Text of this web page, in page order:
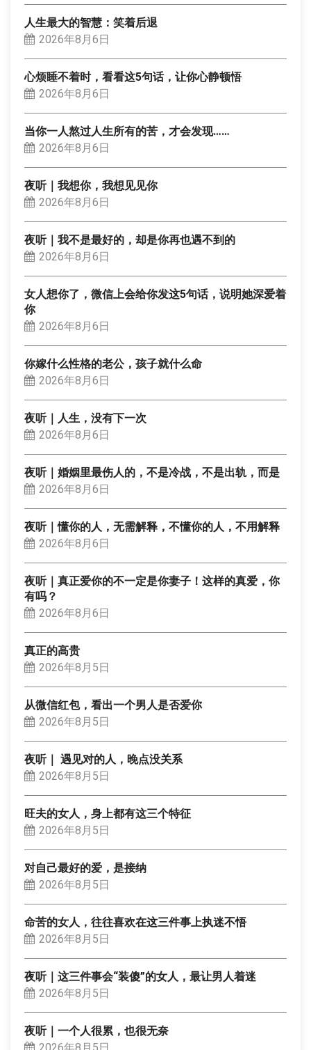
人生最大的智慧：笑着后退
2026年8月6日
心烦睡不着时，看看这5句话，让你心静顿悟
2026年8月6日
当你一人熬过人生所有的苦，才会发现……
2026年8月6日
夜听｜我想你，我想见见你
2026年8月6日
夜听｜我不是最好的，却是你再也遇不到的
2026年8月6日
女人想你了，微信上会给你发这5句话，说明她深爱着
你
2026年8月6日
你嫁什么性格的老公，孩子就什么命
2026年8月6日
夜听｜人生，没有下一次
2026年8月6日
夜听｜婚姻里最伤人的，不是冷战，不是出轨，而是
2026年8月6日
夜听｜懂你的人，无需解释，不懂你的人，不用解释
2026年8月6日
夜听｜真正爱你的不一定是你妻子！这样的真爱，你
有吗？
2026年8月6日
真正的高贵
2026年8月5日
从微信红包，看出一个男人是否爱你
2026年8月5日
夜听｜ 遇见对的人，晚点没关系
2026年8月5日
旺夫的女人，身上都有这三个特征
2026年8月5日
对自己最好的爱，是接纳
2026年8月5日
命苦的女人，往往喜欢在这三件事上执迷不悟
2026年8月5日
夜听｜这三件事会“装傻”的女人，最让男人着迷
2026年8月5日
夜听｜一个人很累，也很无奈